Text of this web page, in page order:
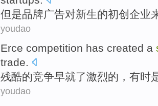
但是品牌广告对新生的初创企业
youdao
Erce competition has created a
trade.
残酷的竞争早就了激烈的， 有时
youdao